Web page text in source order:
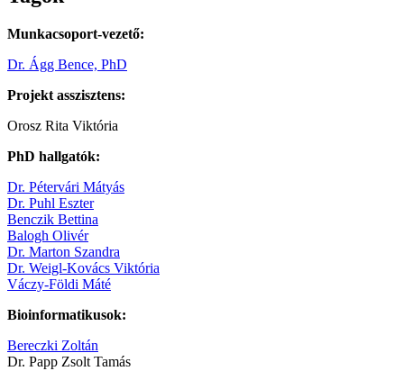
Munkacsoport-vezető:
Dr. Ágg Bence, PhD
Projekt asszisztens:
Orosz Rita Viktória
PhD hallgatók:
Dr. Pétervári Mátyás
Dr. Puhl Eszter
Benczik Bettina
Balogh Olivér
Dr. Marton Szandra
Dr. Weigl-Kovács Viktória
Váczy-Földi Máté
Bioinformatikusok:
Bereczki Zoltán
Dr. Papp Zsolt Tamás